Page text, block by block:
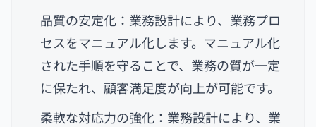
品質の安定化：業務設計により、業務プロ
セスをマニュアル化します。マニュアル化
された手順を守ることで、業務の質が一定
に保たれ、顧客満足度が向上が可能です。
柔軟な対応力の強化：業務設計により、業